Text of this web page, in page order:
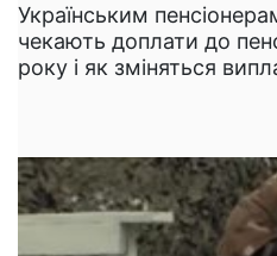
Українським
чекають доплати до
року і як зміняться